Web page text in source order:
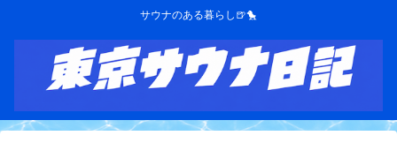
サウナのある暮らし🍺🐤